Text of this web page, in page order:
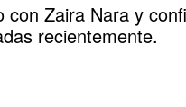
Zaira Nara y
recientemente.